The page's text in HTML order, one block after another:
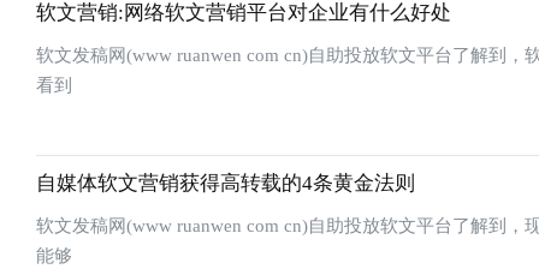
软文营销:网络软文营销平台对企业有什么好处
软文发稿网(www ruanwen com cn)自助投放软文平台了解到
看到
自媒体软文营销获得高转载的4条黄金法则
软文发稿网(www ruanwen com cn)自助投放软文平台了解到
能够